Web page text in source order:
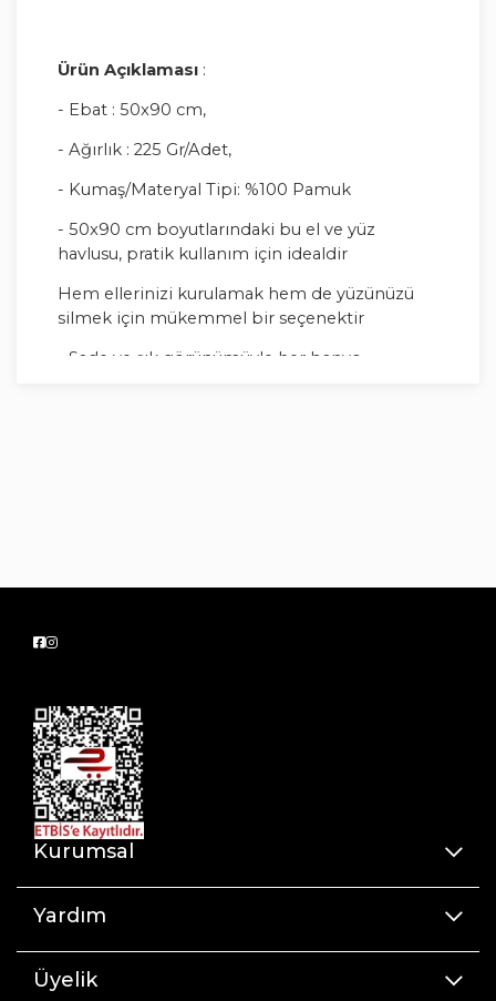
Ürün Açıklaması:
- Ebat : 50x90 cm,
- Ağırlık : 225 Gr/Adet,
- Kumaş/Materyal Tipi: %100 Pamuk
- 50x90 cm boyutlarındaki bu el ve yüz
havlusu, pratik kullanım için idealdir
Hem ellerinizi kurulamak hem de yüzünüzü
silmek için mükemmel bir seçenektir
- Sade ve şık görünümüyle her banyo
hızlı kurur, böylece banyo sonrası kendinizi
Yıkama Talimatı :
• 30 Derecede makinede yıkanabilir
• Beyazlatıcı kullanımı önerilmez
• Kurutucu kullanımı önerilmez
etiketini kontrol ediniz.
Kurumsal
Yardım
Üyelik